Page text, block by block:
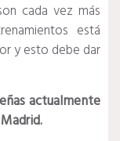
cada vez más
está
y esto debe dar
actualmente